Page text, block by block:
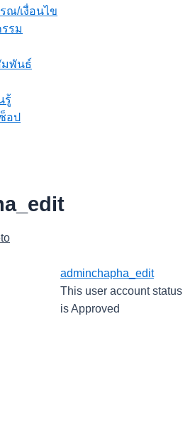
ณ/เงื่อนไข
รม
มพันธ์
รู้
อป
adminchapha_edit
This user account status
is Approved